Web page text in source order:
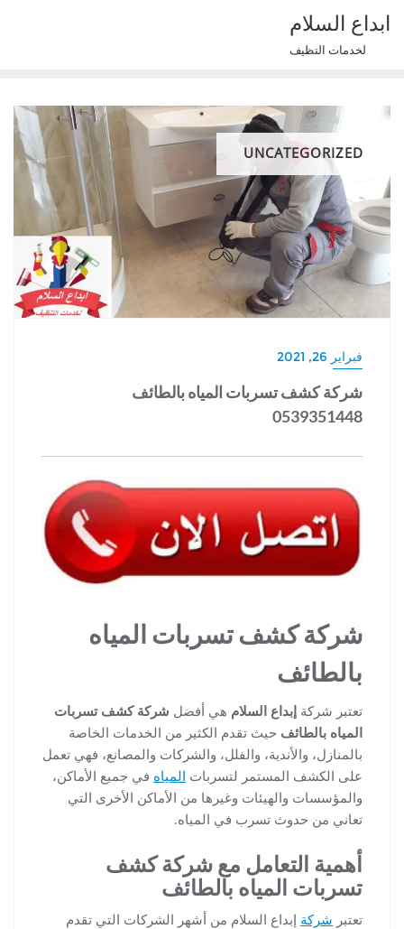
Skip
content
ابداع السلام
لخدمات التظيف
UNCATEGORIZED
فبراير 26, 2021
شركة كشف تسربات المياه بالطائف
0539351448
شركة كشف تسربات المياه
بالطائف
تعتبر شركة إبداع السلام هي أفضل شركة كشف تسربات
المياه بالطائف حيث تقدم الكثير من الخدمات الخاصة
بالمنازل، والأندية، والفلل، والشركات والمصانع، فهي تعمل
على الكشف المستمر لتسربات المياه في جميع الأماكن،
والمؤسسات والهيئات وغيرها من الأماكن الأخرى التي
تعاني من حدوث تسرب في المياه.
أهمية التعامل مع شركة كشف
تسربات المياه بالطائف
تعتبر شركة إبداع السلام من أشهر الشركات التي تقدم